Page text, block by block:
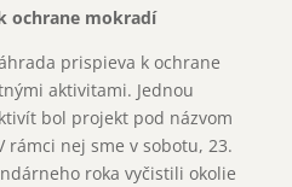
ochrane mokradí
prispieva k ochrane
aktivitami. Jednou
bol projekt pod názvom
rámci nej sme v sobotu, 23.
roka vyčistili okolie